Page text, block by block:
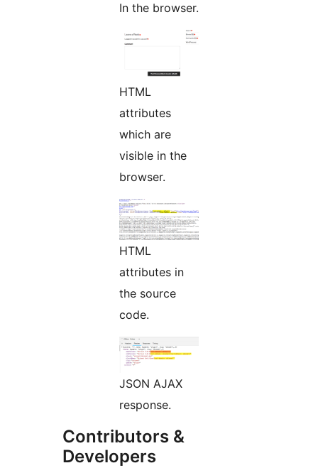
In the browser.
HTML
attributes
which are
visible in the
browser.
HTML
attributes in
the source
code.
JSON AJAX
response.
Contributors &
Developers